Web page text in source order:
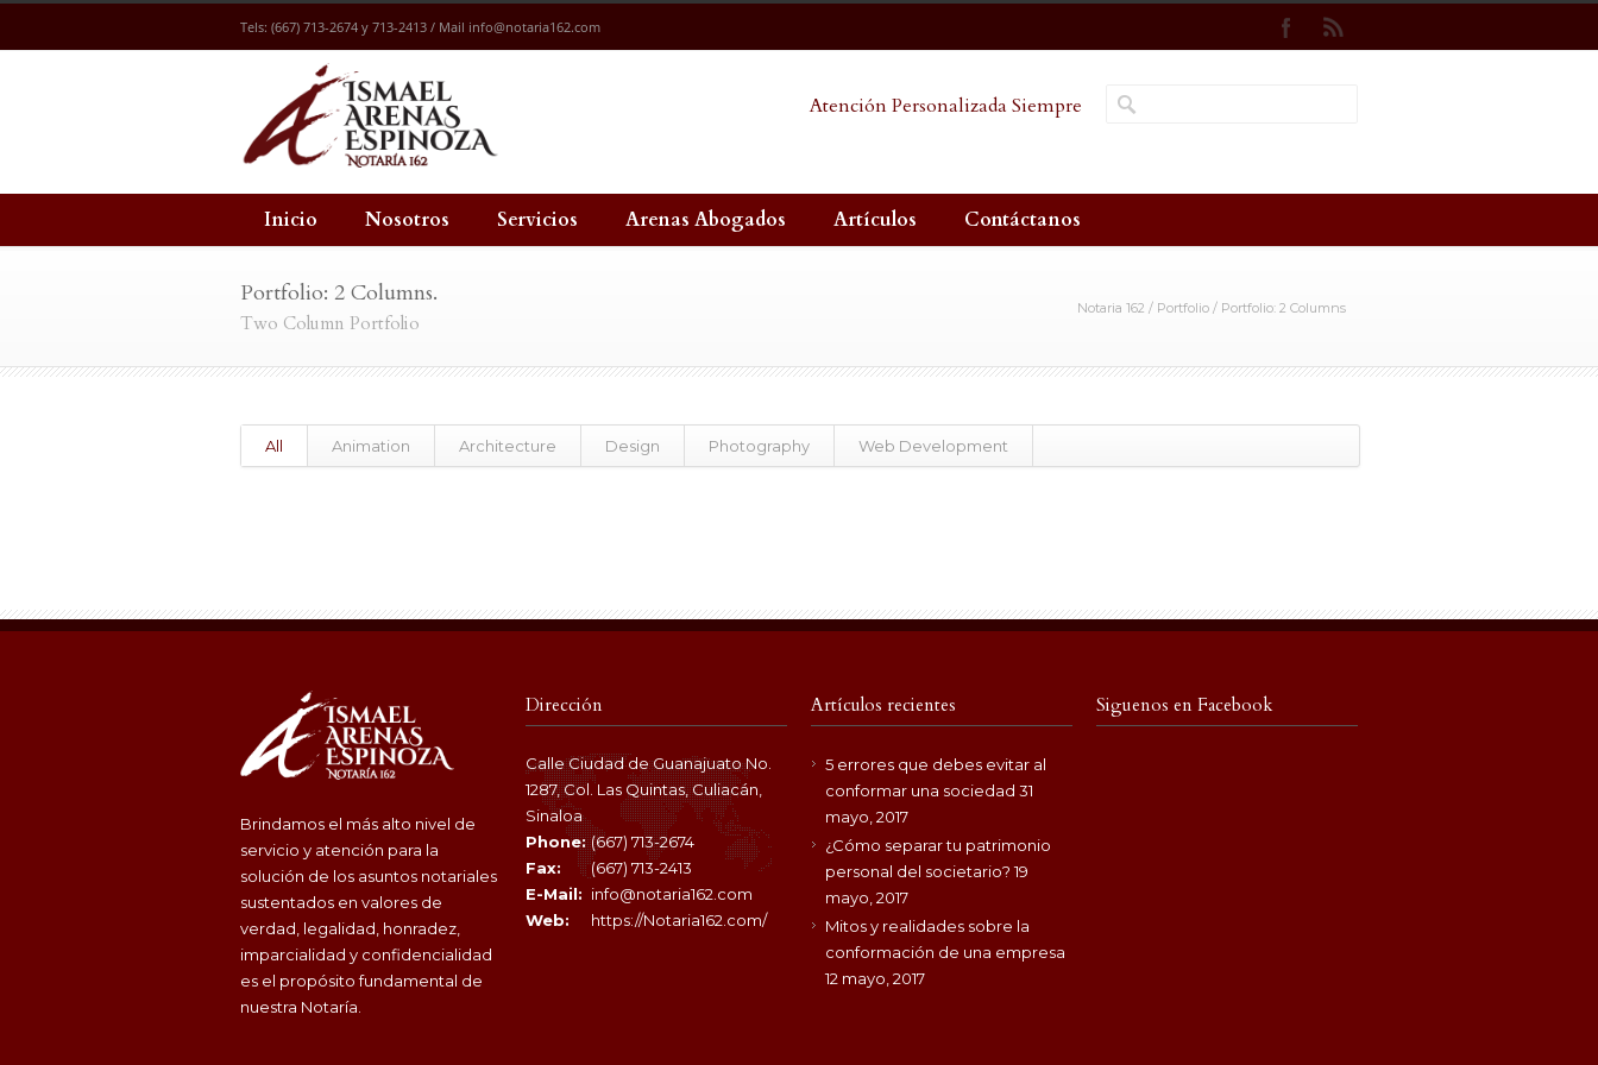
Tels: (667) 713-2674 y 713-2413 / Mail info@notaria162.com
Atención Personalizada Siempre
Inicio Nosotros Servicios Arenas Abogados Artículos Contáctanos
Portfolio: 2 Columns.
Two Column Portfolio
Notaria 162 / Portfolio / Portfolio: 2 Columns
All Animation Architecture Design Photography Web Development
Brindamos el más alto nivel de
servicio y atención para la
solución de los asuntos notariales
sustentados en valores de
verdad, legalidad, honradez,
imparcialidad y confidencialidad
es el propósito fundamental de
nuestra Notaría.
Dirección
Calle Ciudad de Guanajuato No.
1287, Col. Las Quintas, Culiacán,
Sinaloa
Phone:(667) 713-2674
Fax:
(667) 713-2413
E-Mail: info@notaria162.com
Web:
https://Notaria162.com/
Artículos recientes
5 errores que debes evitar al
conformar una sociedad 31
mayo, 2017
¿Cómo separar tu patrimonio
personal del societario? 19
mayo, 2017
Mitos y realidades sobre la
conformación de una empresa
12 mayo, 2017
Siguenos en Facebook